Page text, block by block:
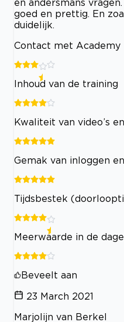
en andersmans
goed en prettig. En
duidelijk.
Contact met Academy
Inhoud van de training
Kwaliteit van video’s
Gemak van inloggen
Tijdsbestek
Meerwaarde in de
Beveelt aan
23 March 2021
Marjolijn van Berkel